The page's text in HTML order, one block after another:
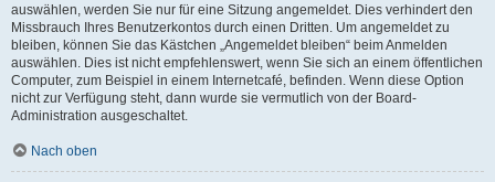
auswählen, werden Sie nur für eine Sitzung angemeldet. Dies verhindert den
Missbrauch Ihres Benutzerkontos durch einen Dritten. Um angemeldet zu
bleiben, können Sie das Kästchen „Angemeldet bleiben“ beim Anmelden
auswählen. Dies ist nicht empfehlenswert, wenn Sie sich an einem öffentlichen
Computer, zum Beispiel in einem Internetcafé, befinden. Wenn diese Option
nicht zur Verfügung steht, dann wurde sie vermutlich von der Board-
Administration ausgeschaltet.
Nach oben